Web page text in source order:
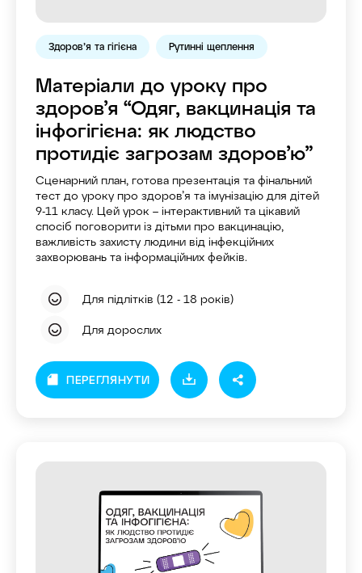
Здоров’я та гігієна Рутинні щеплення
Матеріали до уроку про
здоров’я “Одяг, вакцинація та
інфогігієна: як людство
протидіє загрозам здоров’ю”
Сценарний план, готова презентація та фінальний
тест до уроку про здоров’я та імунізацію для дітей
9-11 класу. Цей урок – інтерактивний та цікавий
спосіб поговорити із дітьми про вакцинацію,
важливість захисту людини від інфекційних
захворювань та інформаційних фейків.
Для підлітків (12 - 18 років)
Для дорослих
ПЕРЕГЛЯНУТИ